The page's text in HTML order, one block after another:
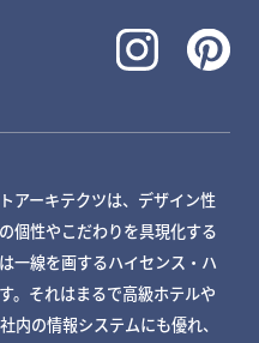
アーキテクツは、デザイン性
個性やこだわりを具現化する
一線を画するハイセンス・ハ
。それはまるで高級ホテルや
内の情報システムにも優れ、